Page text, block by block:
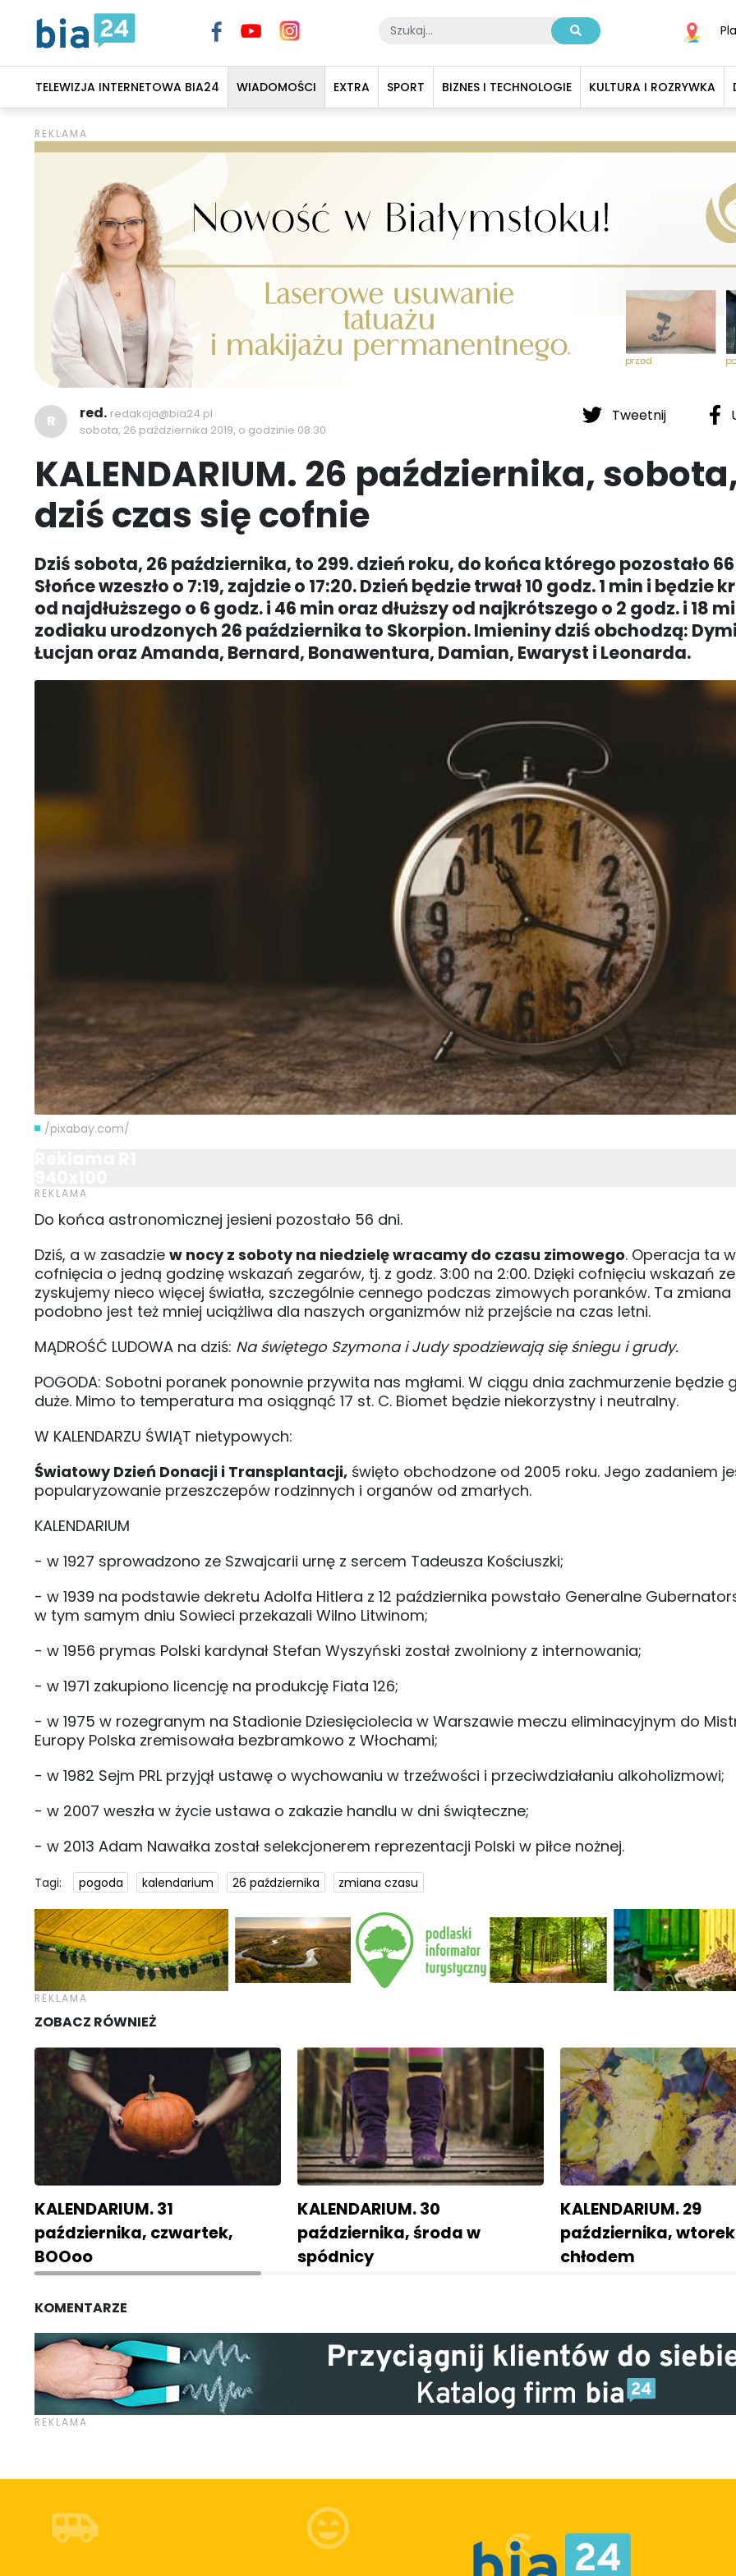
TELEWIZJA INTERNETOWA BIA24 WIADOMOŚCI EXTRA SPORT BIZNES I TECHNOLOGIE KULTURA I ROZRYWKA
Tweetnij
R red. redakcja@bia24.pl
sobota, 26 października 2019, o godzinie 08:30
KALENDARIUM. 26 października,
dziś czas się cofnie
Dziś sobota, 26 października, to 299. dzień roku, do końca którego pozostało
Słońce wzeszło o 7:19, zajdzie o 17:20. Dzień będzie trwał 10 godz. 1 min i będzie
od najdłuższego o 6 godz. i 46 min oraz dłuższy od najkrótszego o 2 godz. i 18
zodiaku urodzonych 26 października to Skorpion. Imieniny dziś obchodzą:
Łucjan oraz Amanda, Bernard, Bonawentura, Damian, Ewaryst i Leonarda.
/pixabay.com/
Do końca astronomicznej jesieni pozostało 56 dni.
Dziś, a w zasadzie w nocy z soboty na niedzielę wracamy do czasu zimowego. Operacja ta
cofnięcia o jedną godzinę wskazań zegarów, tj. z godz. 3:00 na 2:00. Dzięki cofnięciu wskazań
zyskujemy nieco więcej światła, szczególnie cennego podczas zimowych poranków. Ta zmiana
podobno jest też mniej uciążliwa dla naszych organizmów niż przejście na czas letni.
MĄDROŚĆ LUDOWA na dziś: Na świętego Szymona i Judy spodziewają się śniegu i grudy.
POGODA: Sobotni poranek ponownie przywita nas mgłami. W ciągu dnia zachmurzenie będzie
duże. Mimo to temperatura ma osiągnąć 17 st. C. Biomet będzie niekorzystny i neutralny.
W KALENDARZU ŚWIĄT nietypowych:
Światowy Dzień Donacji i Transplantacji, święto obchodzone od 2005 roku. Jego zadaniem
popularyzowanie przeszczepów rodzinnych i organów od zmarłych.
KALENDARIUM
- w 1927 sprowadzono ze Szwajcarii urnę z sercem Tadeusza Kościuszki;
- w 1939 na podstawie dekretu Adolfa Hitlera z 12 października powstało Generalne
w tym samym dniu Sowieci przekazali Wilno Litwinom;
- w 1956 prymas Polski kardynał Stefan Wyszyński został zwolniony z internowania;
- w 1971 zakupiono licencję na produkcję Fiata 126;
- w 1975 w rozegranym na Stadionie Dziesięciolecia w Warszawie meczu eliminacyjnym do
Europy Polska zremisowała bezbramkowo z Włochami;
- w 1982 Sejm PRL przyjął ustawę o wychowaniu w trzeźwości i przeciwdziałaniu alkoholizmowi;
- w 2007 weszła w życie ustawa o zakazie handlu w dni świąteczne;
- w 2013 Adam Nawałka został selekcjonerem reprezentacji Polski w piłce nożnej.
Tagi: pogoda kalendarium 26 października zmiana czasu
ZOBACZ RÓWNIEŻ
KALENDARIUM. 31
października, czwartek,
BOOoo
KALENDARIUM. 30
października, środa w
spódnicy
KALENDARIUM. 29
października,
chłodem
KOMENTARZE